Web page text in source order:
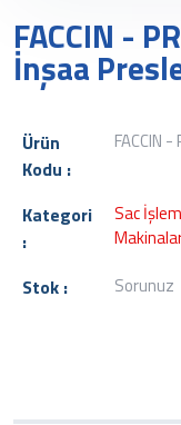
FACCIN -
İnşaa
Ürün
Kodu :
FACCIN -
Kategori
:
Sac
Stok : Sorunuz